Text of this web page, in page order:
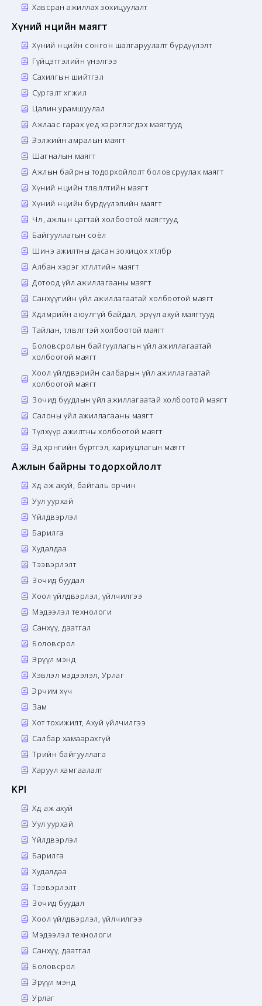
Хавсран ажиллах зохицуулалт
Хүний нөөцийн маягт
Хүний нөөцийн сонгон шалгаруулалт бүрдүүлэлт
Гүйцэтгэлийн үнэлгээ
Сахилгын шийтгэл
Сургалт хөгжил
Цалин урамшуулал
Ажлаас гарах үед хэрэглэгдэх маягтууд
Ээлжийн амралын маягт
Шагналын маягт
Ажлын байрны тодорхойлолт боловсруулах маягт
Хүний нөөцийн төлөвлөлтийн маягт
Хүний нөөцийн бүрдүүлэлийн маягт
Чөлөө, ажлын цагтай холбоотой маягтууд
Байгууллагын соёл
Шинэ ажилтны дасан зохицох хөтөлбөр
Албан хэрэг хөтлөлтийн маягт
Дотоод үйл ажиллагааны маягт
Санхүүгийн үйл ажиллагаатай холбоотой маягт
Хөдөлмөрийн аюулгүй байдал, эрүүл ахуй маягтууд
Тайлан, төлөвлөгөөтэй холбоотой маягт
Боловсролын байгууллагын үйл ажиллагаатай
холбоотой маягт
Хоол үйлдвэрийн салбарын үйл ажиллагаатай
холбоотой маягт
Зочид буудлын үйл ажиллагаатай холбоотой маягт
Салоны үйл ажиллагааны маягт
Түлхүүр ажилтны холбоотой маягт
Эд хөрөнгийн бүртгэл, хариуцлагын маягт
Ажлын байрны тодорхойлолт
Хөдөө аж ахуй, байгаль орчин
Уул уурхай
Үйлдвэрлэл
Барилга
Худалдаа
Тээвэрлэлт
Зочид буудал
Хоол үйлдвэрлэл, үйлчилгээ
Мэдээлэл технологи
Санхүү, даатгал
Боловсрол
Эрүүл мэнд
Хэвлэл мэдээлэл, Урлаг
Эрчим хүч
Зам
Хот тохижилт, Ахуй үйлчилгээ
Салбар хамаарахгүй
Төрийн байгууллага
Харуул хамгаалалт
KPI
Хөдөө аж ахуй
Уул уурхай
Үйлдвэрлэл
Барилга
Худалдаа
Тээвэрлэлт
Зочид буудал
Хоол үйлдвэрлэл, үйлчилгээ
Мэдээлэл технологи
Санхүү, даатгал
Боловсрол
Эрүүл мэнд
Урлаг